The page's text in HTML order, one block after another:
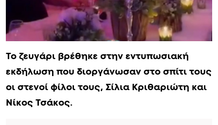
Το ζευγάρι βρέθηκε στην εντυπωσιακή
εκδήλωση που διοργάνωσαν στο σπίτι τους
οι στενοί φίλοι τους, Σίλια Κριθαριώτη και
Νίκος Τσάκος.